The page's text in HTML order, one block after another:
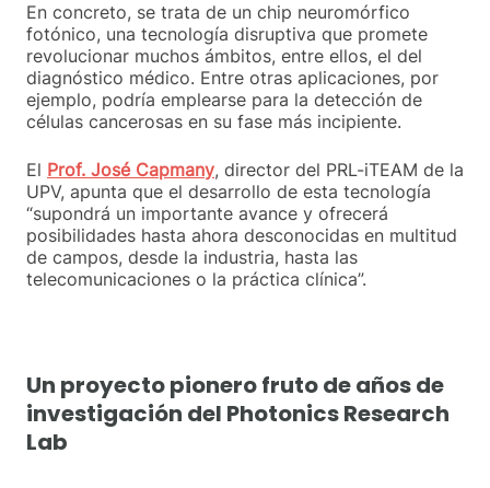
En concreto, se trata de un chip neuromórfico
fotónico, una tecnología disruptiva que promete
revolucionar muchos ámbitos, entre ellos, el del
diagnóstico médico. Entre otras aplicaciones, por
ejemplo, podría emplearse para la detección de
células cancerosas en su fase más incipiente.
El Prof. José Capmany, director del PRL-iTEAM de la
UPV, apunta que el desarrollo de esta tecnología
“supondrá un importante avance y ofrecerá
posibilidades hasta ahora desconocidas en multitud
de campos, desde la industria, hasta las
telecomunicaciones o la práctica clínica”.
Un proyecto pionero fruto de años de
investigación del Photonics Research
Lab